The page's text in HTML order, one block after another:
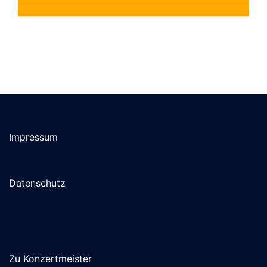
Impressum
Datenschutz
Zu Konzertmeister